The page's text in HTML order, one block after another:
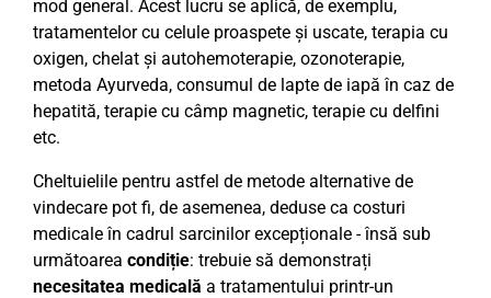
mod general. Acest lucru se aplică, de exemplu,
tratamentelor cu celule proaspete și uscate, terapia cu
oxigen, chelat și autohemoterapie, ozonoterapie,
metoda Ayurveda, consumul de lapte de iapă în caz de
hepatită, terapie cu câmp magnetic, terapie cu delfini
etc.
Cheltuielile pentru astfel de metode alternative de
vindecare pot fi, de asemenea, deduse ca costuri
medicale în cadrul sarcinilor excepționale - însă sub
următoarea condiție: trebuie să demonstrați
necesitatea medicală a tratamentului printr-un